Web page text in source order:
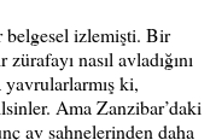
belgesel izlemişti. Bir
nasıl avladığını
yavrularlarmış ki,
Ama Zanzibar’daki
av sahnelerinden daha